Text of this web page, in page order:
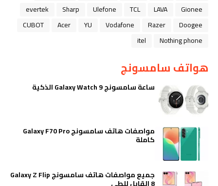
Gionee
LAVA
TCL
Ulefone
Sharp
evertek
Doogee
Razer
Vodafone
YU
Acer
CUBOT
Nothing phone
itel
هواتف سامسونج
ساعة سامسونج Galaxy Watch 9 الذكية
مواصفات هاتف سامسونج Galaxy F70 Pro
كاملة
جميع مواصفات هاتف سامسونج Galaxy Z Flip